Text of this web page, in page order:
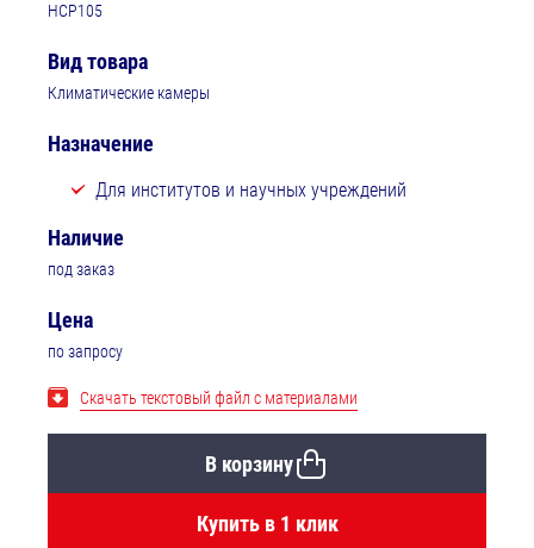
HCP105
Вид товара
Климатические камеры
Назначение
Для институтов и научных учреждений
Наличие
под заказ
Цена
по запросу
Скачать текстовый файл с материалами
В корзину
Купить в 1 клик